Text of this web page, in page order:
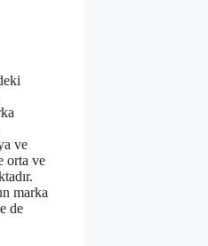
ve
orta ve
marka
de